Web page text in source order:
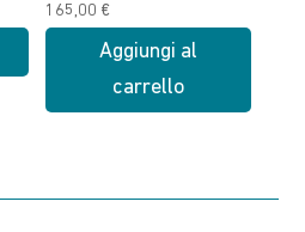
prodotto
€
165,00 €
Aggiungi al
carrello